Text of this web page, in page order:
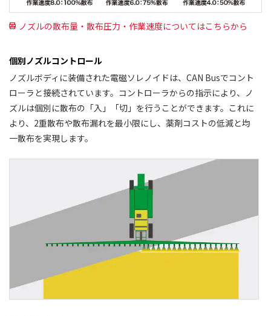
ノズルの散布量・散布圧力・作業速度についてはこちらから
個別ノズルコントロール
ノズルボディに装備された電磁ソレノイドは、CAN Busでコント
ローラと接続されています。コントローラからの指示により、ノ
ズルは個別に散布の「入」「切」を行うことができます。これに
より、2重散布や散布漏れを最小限にし、薬剤コストの低減と均
一散布を実現します。